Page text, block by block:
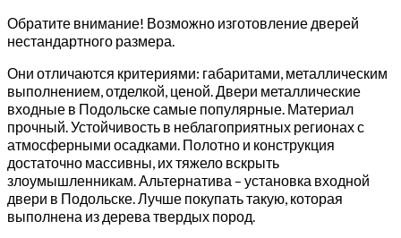
Обратите внимание! Возможно изготовление дверей
нестандартного размера.
Они отличаются критериями: габаритами, металлическим
выполнением, отделкой, ценой. Двери металлические
входные в Подольске самые популярные. Материал
прочный. Устойчивость в неблагоприятных регионах с
атмосферными осадками. Полотно и конструкция
достаточно массивны, их тяжело вскрыть
злоумышленникам. Альтернатива – установка входной
двери в Подольске. Лучше покупать такую, которая
выполнена из дерева твердых пород.